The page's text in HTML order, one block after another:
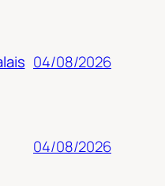
04/08/2026
04/08/2026